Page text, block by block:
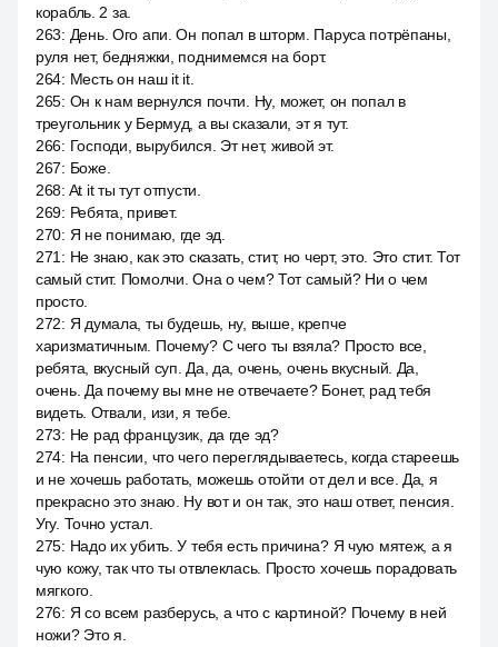
корабль. 2 за.
263: День. Ого апи. Он попал в шторм. Паруса потрёпаны,
руля нет, бедняжки, поднимемся на борт.
264: Месть он наш it it.
265: Он к нам вернулся почти. Ну, может, он попал в
треугольник у Бермуд, а вы сказали, эт я тут.
266: Господи, вырубился. Эт нет, живой эт.
267: Боже.
268: At it ты тут отпусти.
269: Ребята, привет.
270: Я не понимаю, где эд.
271 : Не знаю, как это сказать, стит, но черт, это. Это стит. Тот
самый стит. Помолчи. Она о чем? Тот самый? Ни о чем
просто.
272: Я думала, ты будешь, ну, выше, крепче
харизматичным. Почему? С чего ты взяла? Просто все,
ребята, вкусный суп. Да, да, очень, очень вкусный. Да,
очень. Да почему вы мне не отвечаете? Бонет, рад тебя
видеть. Отвали, изи, я тебе.
273: Не рад французик, да где эд?
274: На пенсии, что чего переглядываетесь, когда стареешь
и не хочешь работать, можешь отойти от дел и все. Да, я
прекрасно это знаю. Ну вот и он так, это наш ответ, пенсия.
Угу. Точно устал.
275: Надо их убить. У тебя есть причина? Я чую мятеж, а я
чую кожу, так что ты отвлеклась. Просто хочешь порадовать
мягкого.
276: Я со всем разберусь, а что с картиной? Почему в ней
ножи? Это я.